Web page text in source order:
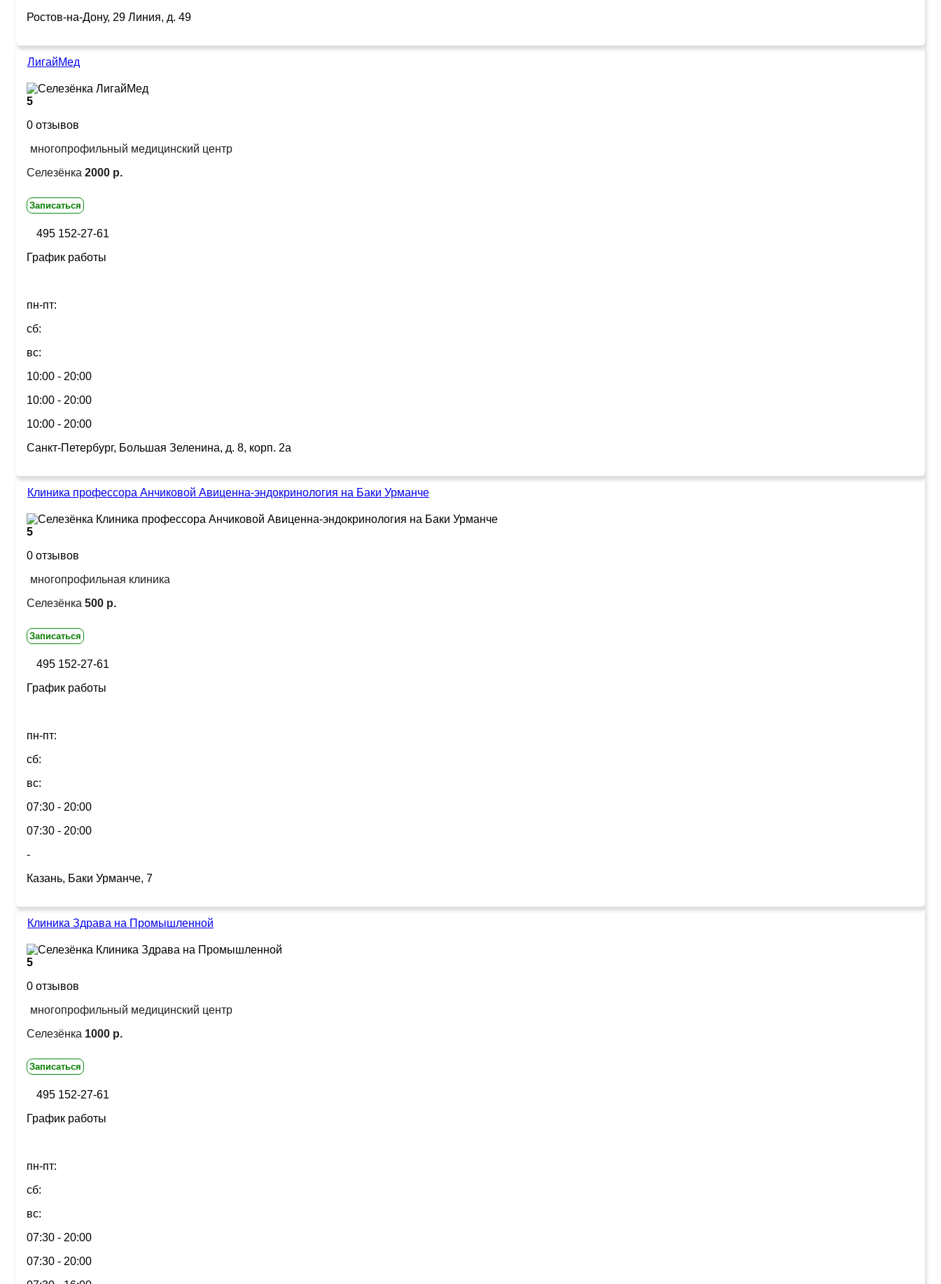
Ростов-на-Дону, 29 Линия, д. 49
ЛигайМед
5
0 отзывов
многопрофильный медицинский центр
Селезёнка 2000 р.
Записаться
495 152-27-61
График работы
пн-пт:
сб:
вс:
10:00 - 20:00
10:00 - 20:00
10:00 - 20:00
Санкт-Петербург, Большая Зеленина, д. 8, корп. 2а
Клиника профессора Анчиковой Авиценна-эндокринология на Баки Урманче
5
0 отзывов
многопрофильная клиника
Селезёнка 500 р.
Записаться
495 152-27-61
График работы
пн-пт:
сб:
вс:
07:30 - 20:00
07:30 - 20:00
-
Казань, Баки Урманче, 7
Клиника Здрава на Промышленной
5
0 отзывов
многопрофильный медицинский центр
Селезёнка 1000 р.
Записаться
495 152-27-61
График работы
пн-пт:
сб:
вс:
07:30 - 20:00
07:30 - 20:00